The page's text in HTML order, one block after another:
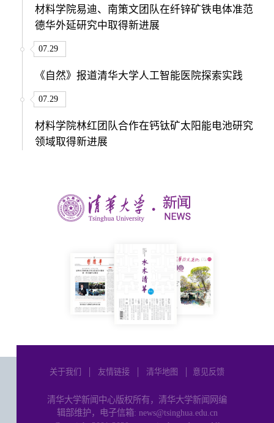
材料学院易迪、南策文团队在纤锌矿铁电体准范
德华外延研究中取得新进展
07.29
《自然》报道清华大学人工智能医院探索实践
07.29
材料学院林红团队合作在钙钛矿太阳能电池研究
领域取得新进展
关于我们 友情链接 清华地图 意见反馈
清华大学新闻中心版权所有，清华大学新闻网编
辑部维护，电子信箱: news@tsinghua.edu.cn